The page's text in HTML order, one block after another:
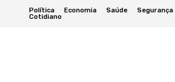
Política Economia Saúde
Segurança
Cotidiano